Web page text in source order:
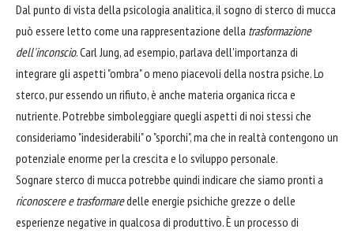
Dal punto di vista della psicologia analitica, il sogno di sterco di mucca
può essere letto come una rappresentazione della trasformazione
dell'inconscio. Carl Jung, ad esempio, parlava dell'importanza di
integrare gli aspetti "ombra" o meno piacevoli della nostra psiche. Lo
sterco, pur essendo un rifiuto, è anche materia organica ricca e
nutriente. Potrebbe simboleggiare quegli aspetti di noi stessi che
consideriamo "indesiderabili" o "sporchi", ma che in realtà contengono un
potenziale enorme per la crescita e lo sviluppo personale.
Sognare sterco di mucca potrebbe quindi indicare che siamo pronti a
riconoscere e trasformaredelle energie psichiche grezze o delle
esperienze negative in qualcosa di produttivo. È un processo di